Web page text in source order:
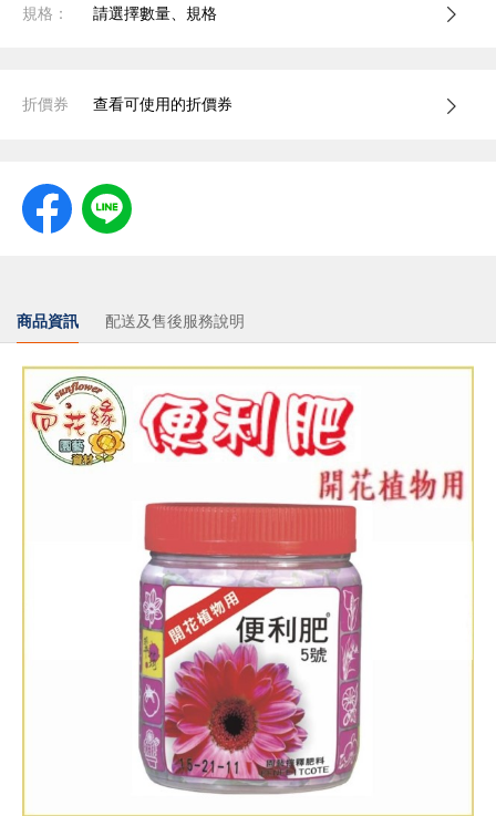
規格： 請選擇數量、規格
折價券 查看可使用的折價券
商品資訊 配送及售後服務說明